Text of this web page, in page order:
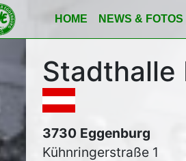
HOME NEWS & FOTOS
Stadthalle
3730 Eggenburg
Kühnringerstraße 1